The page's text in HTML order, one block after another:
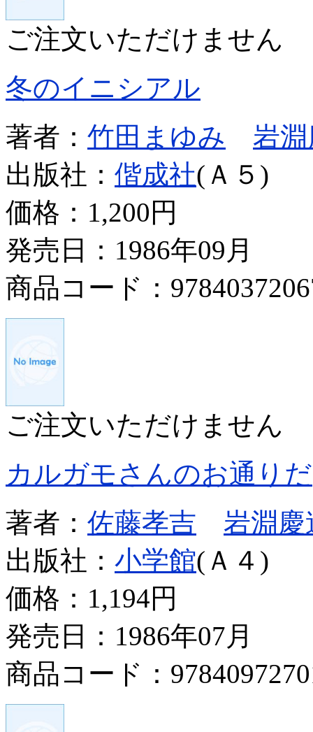
ご注文いただけません
冬のイニシアル
著者： 竹田まゆみ
岩
出版社： 偕成社(Ａ５)
価格： 1,200円
発売日：1986年09月
商品コード：
ご注文いただけません
カルガモさんのお通りだ
著者： 佐藤孝吉
岩淵慶
出版社： 小学館(Ａ４)
価格： 1,194円
発売日：1986年07月
商品コード：